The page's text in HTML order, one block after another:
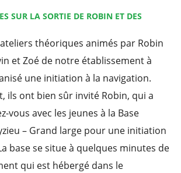
SUR LA SORTIE DE ROBIN ET DES
théoriques animés par Robin
et Zoé de notre établissement à
une initiation à la navigation.
ils ont bien sûr invité Robin, qui a
vous avec les jeunes à la Base
– Grand large pour une initiation
base se situe à quelques minutes de
qui est hébergé dans le